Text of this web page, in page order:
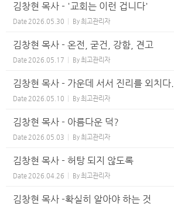
김창현 목사 - '교회는 이런 겁니다'
Date 2026.05.30 By최고관리자
김창현 목사 - 온전, 굳건, 강함, 견고
Date 2026.05.17 By최고관리자
김창현 목사 - 가운데 서서 진리를 외치다.
Date 2026.05.10 By최고관리자
김창현 목사 - 아름다운 덕?
Date 2026.05.03 By최고관리자
김창현 목사 - 허탕 되지 않도록
Date 2026.04.26 By최고관리자
김창현 목사 -확실히 알아야 하는 것